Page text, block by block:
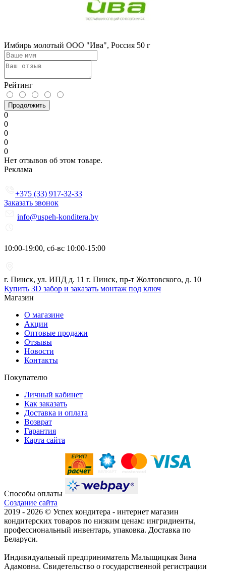
Имбирь молотый ООО "Ива", Россия 50 г
Рейтинг
Продолжить
0
0
0
0
0
Нет отзывов об этом товаре.
Реклама
+375 (33) 917-32-33
Заказать звонок
info@uspeh-konditera.by
10:00-19:00, сб-вс 10:00-15:00
г. Пинск, ул. ИПД д. 11 г. Пинск, пр-т Жолтовского, д. 10
Купить 3D забор и заказать монтаж под ключ
Магазин
О магазине
Акции
Оптовые продажи
Отзывы
Новости
Контакты
Покупателю
Личный кабинет
Как заказать
Доставка и оплата
Возврат
Гарантия
Карта сайта
Способы оплаты
Создание сайта
2019 - 2026 © Успех кондитера - интернет магазин
кондитерских товаров по низким ценам: ингридиенты,
профессиональный инвентарь, упаковка. Доставка по
Беларуси.
Индивидуальный предприниматель Малыщицкая Зина
Адамовна. Свидетельство о государственной регистрации